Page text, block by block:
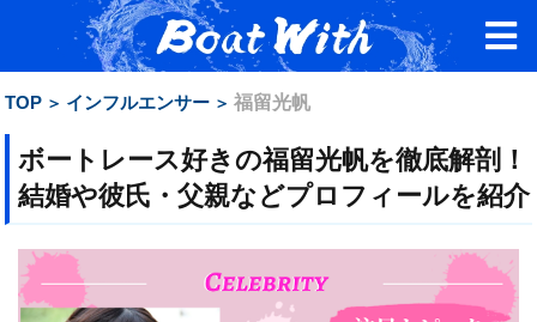
TOP インフルエンサー 福留光帆
ボートレース好きの福留光帆を徹底解剖！
結婚や彼氏・父親などプロフィールを紹介